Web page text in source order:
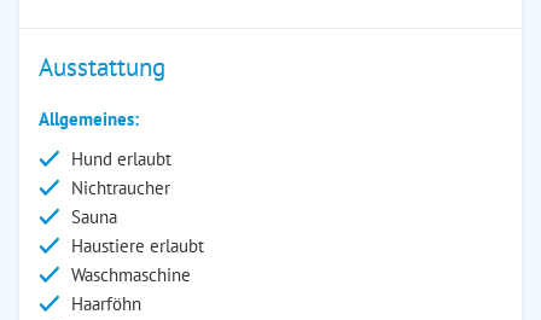
Ausstattung
Allgemeines:
Hund erlaubt
Nichtraucher
Sauna
Haustiere erlaubt
Waschmaschine
Haarföhn